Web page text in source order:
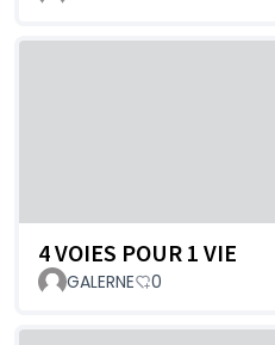
4 VOIES POUR 1 VIE
GALERNE 0